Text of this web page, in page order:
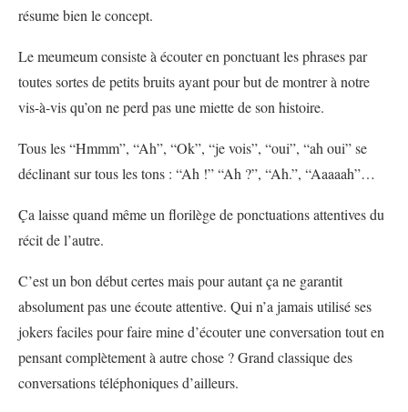
résume bien le concept.
Le meumeum consiste à écouter en ponctuant les phrases par
toutes sortes de petits bruits ayant pour but de montrer à notre
vis-à-vis qu’on ne perd pas une miette de son histoire.
Tous les “Hmmm”, “Ah”, “Ok”, “je vois”, “oui”, “ah oui” se
déclinant sur tous les tons : “Ah !” “Ah ?”, “Ah.”, “Aaaaah”…
Ça laisse quand même un florilège de ponctuations attentives du
récit de l’autre.
C’est un bon début certes mais pour autant ça ne garantit
absolument pas une écoute attentive. Qui n’a jamais utilisé ses
jokers faciles pour faire mine d’écouter une conversation tout en
pensant complètement à autre chose ? Grand classique des
conversations téléphoniques d’ailleurs.